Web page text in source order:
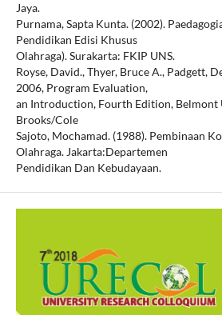
Jaya.
Purnama, Sapta Kunta. (2002).
Pendidikan Edisi Khusus
Olahraga). Surakarta: FKIP UNS.
Royse, David., Thyer, Bruce A., Padgett,
2006, Program Evaluation,
an Introduction, Fourth Edition, Belmont
Brooks/Cole
Sajoto, Mochamad. (1988). Pembinaan
Olahraga. Jakarta:Departemen
Pendidikan Dan Kebudayaan.